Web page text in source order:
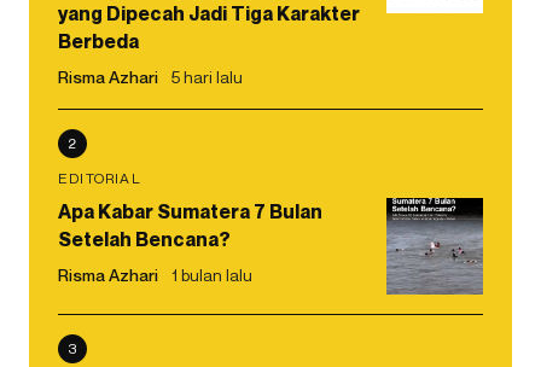
yang Dipecah Jadi Tiga Karakter
Berbeda
Risma Azhari 5 hari lalu
2
EDITORIAL
Apa Kabar Sumatera 7 Bulan
Setelah Bencana?
Risma Azhari 1 bulan lalu
3